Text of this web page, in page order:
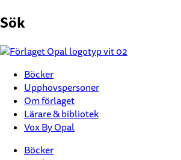
till
Sök
Böcker
Upphovspersoner
Om förlaget
Lärare & bibliotek
Vox By Opal
Böcker